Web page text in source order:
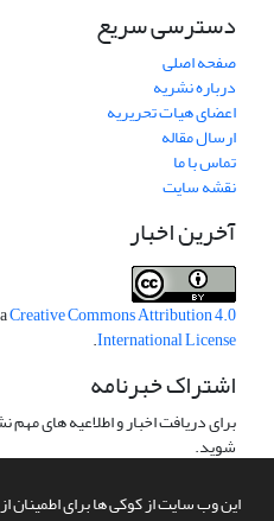
این وب سایت از کوکی ها برای اطمینان
دسترسی سریع
صفحه اصلی
درباره نشریه
اعضای هیات تحریریه
ارسال مقاله
تماس با ما
نقشه سایت
آخرین اخبار
Creative Commons Attribution 4.0
International License
.
اشتراک خبرنامه
برای دریافت اخبار و اطلاعیه های
شوید.